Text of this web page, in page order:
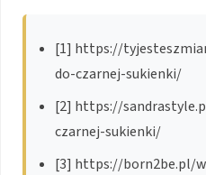
[1] https://
do-czarnej-sukienki/
[2] https://
czarnej-sukienki/
[3] https://born2be.pl/